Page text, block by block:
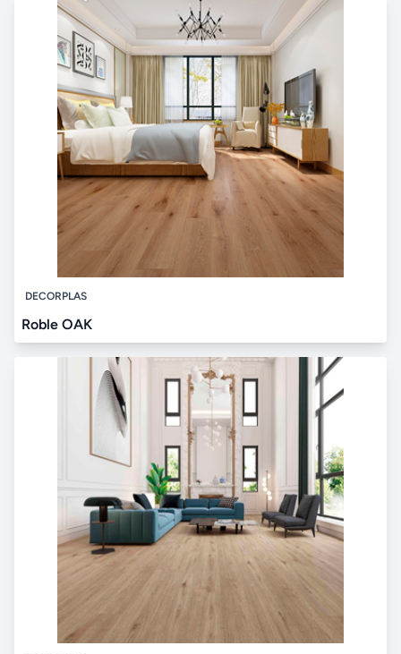
DECORPLAS
Roble OAK